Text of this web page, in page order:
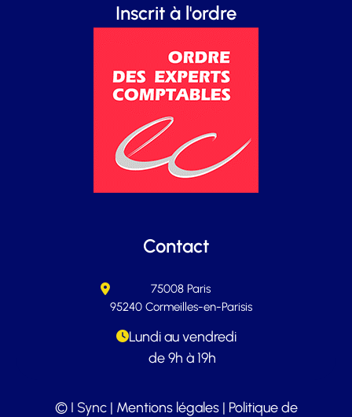
Inscrit à l'ordre
Contact
75008 Paris
95240 Cormeilles-en-Parisis
Lundi au vendredi
de 9h à 19h
© I Sync | Mentions légales| Politique de